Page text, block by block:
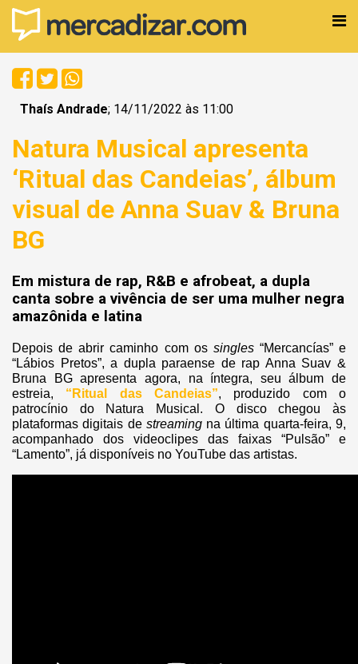
Thaís Andrade; 14/11/2022 às 11:00
Natura Musical apresenta
‘Ritual das Candeias’, álbum
visual de Anna Suav & Bruna
BG
Em mistura de rap, R&B e afrobeat, a dupla
canta sobre a vivência de ser uma mulher negra
amazônida e latina
Depois de abrir caminho com os singles“Mercancías” e
“Lábios Pretos”, a dupla paraense de rap Anna Suav &
Bruna BG apresenta agora, na íntegra, seu álbum de
estreia, “Ritual das Candeias”, produzido com o
patrocínio do Natura Musical. O disco chegou às
plataformas digitais de streamingna última quarta-feira, 9,
acompanhado dos videoclipes das faixas “Pulsão” e
“Lamento”, já disponíveis no YouTube das artistas.